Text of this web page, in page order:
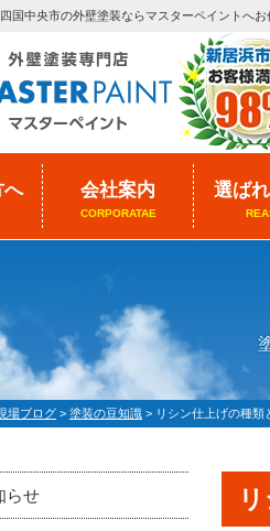
国中央市の外壁塗装ならマスターペイントへお
へ 会社案内
CORPORATAE
選ば
場ブログ > 塗装の豆知識 > リシン仕上げの種類
らせ